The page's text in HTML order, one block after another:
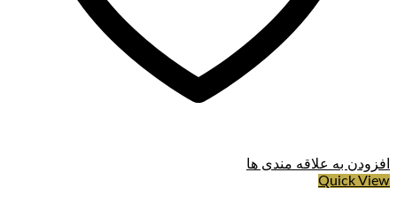
افزودن به علاقه مندی ها
Quick View